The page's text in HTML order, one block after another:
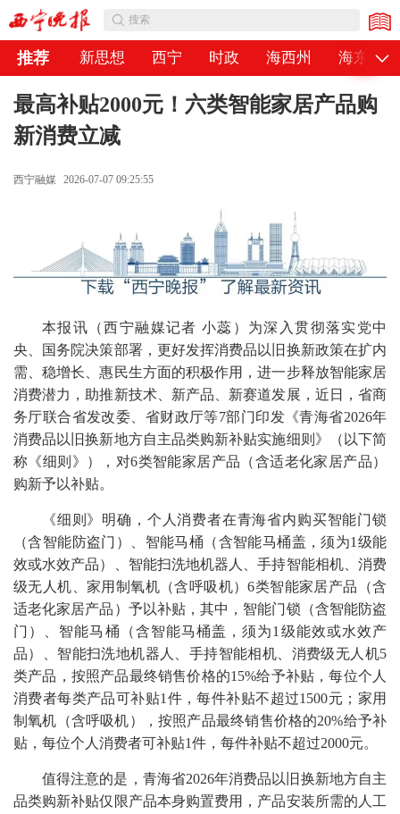
搜索
推荐 新思想 西宁 时政 海西州 海东市
公告
最高补贴2000元！六类智能家居产品购
新消费立减
西宁融媒 2026-07-07 09:25:55
本报讯（西宁融媒记者 小蕊）为深入贯彻落实党中
央、国务院决策部署，更好发挥消费品以旧换新政策在扩内
需、稳增长、惠民生方面的积极作用，进一步释放智能家居
消费潜力，助推新技术、新产品、新赛道发展，近日，省商
务厅联合省发改委、省财政厅等7部门印发《青海省2026年
消费品以旧换新地方自主品类购新补贴实施细则》（以下简
称《细则》），对6类智能家居产品（含适老化家居产品）
购新予以补贴。
《细则》明确，个人消费者在青海省内购买智能门锁
（含智能防盗门）、智能马桶（含智能马桶盖，须为1级能
效或水效产品）、智能扫洗地机器人、手持智能相机、消费
级无人机、家用制氧机（含呼吸机）6类智能家居产品（含
适老化家居产品）予以补贴，其中，智能门锁（含智能防盗
门）、智能马桶（含智能马桶盖，须为1级能效或水效产
品）、智能扫洗地机器人、手持智能相机、消费级无人机5
类产品，按照产品最终销售价格的15%给予补贴，每位个人
消费者每类产品可补贴1件，每件补贴不超过1500元；家用
制氧机（含呼吸机），按照产品最终销售价格的20%给予补
贴，每位个人消费者可补贴1件，每件补贴不超过2000元。
值得注意的是，青海省2026年消费品以旧换新地方自主
品类购新补贴仅限产品本身购置费用，产品安装所需的人工